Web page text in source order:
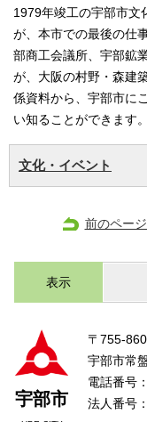
1979年竣工の宇部市文
が、本市での最後の仕
部商工会議所、宇部鉱
が、大阪の村野・森建
係資料から、宇部市に
い知ることができます。
文化・イベント
前のペー
表示
宇部市
〒755-
宇部市常
電話番号
法人番号